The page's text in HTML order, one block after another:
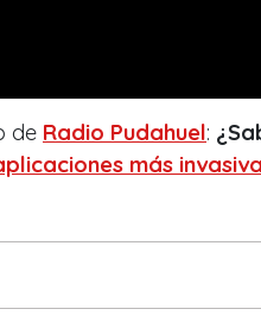
de Radio Pudahuel:
más